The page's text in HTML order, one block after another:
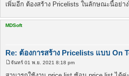
เพิ่มอีก ต้องสร้าง Pricelists ในลักษณะนี้อย่า
MDSoft
Re: ต้องการสร้าง Pricelists แบบ On
พ
จันทร์ 01 พ.ย. 2021 8:18 pm